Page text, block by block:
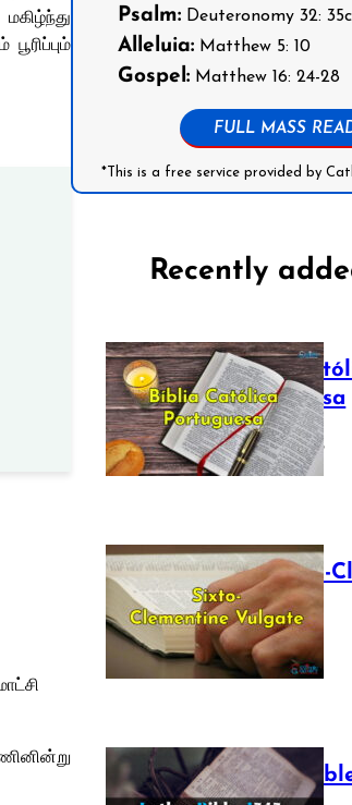
Psalm:Deuteronomy 32:
Alleluia:Matthew 5: 10
Gospel:Matthew 16: 24-28
FULL MASS
*This is a free service provided by
Recently
Bíblia
Portuguesa
July 16, 2025
The Sixto-
Vulgate
July 12, 2025
Luther